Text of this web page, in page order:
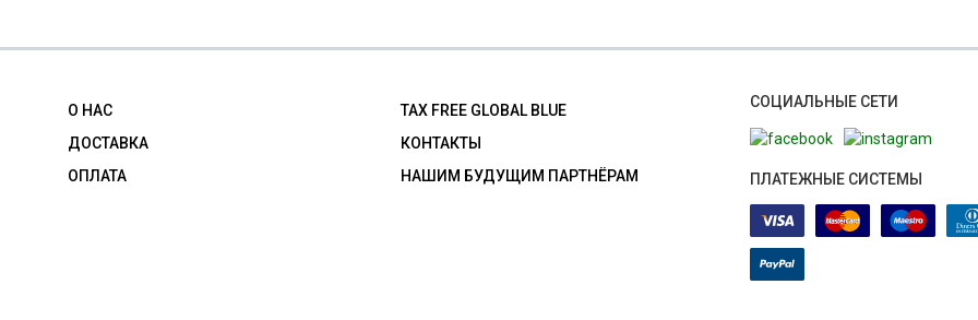
О НАС
ДОСТАВКА
ОПЛАТА
TAX FREE GLOBAL BLUE
КОНТАКТЫ
НАШИМ БУДУЩИМ ПАРТНЁРАМ
СОЦИАЛЬНЫЕ СЕТИ
ПЛАТЕЖНЫЕ СИСТЕМЫ